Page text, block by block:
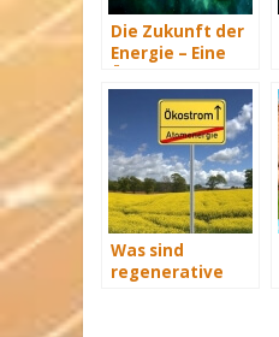
Die Zukunft der
Energie – Eine
Was sind
regenerative